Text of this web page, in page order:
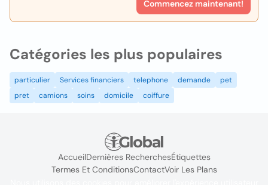
Commencez maintenant!
Catégories les plus populaires
particulier Services financiers telephone demande
pet
pret
camions soins domicile coiffure
AccueilDernières RecherchesÉtiquettes
Termes Et ConditionsContactVoir Les Plans